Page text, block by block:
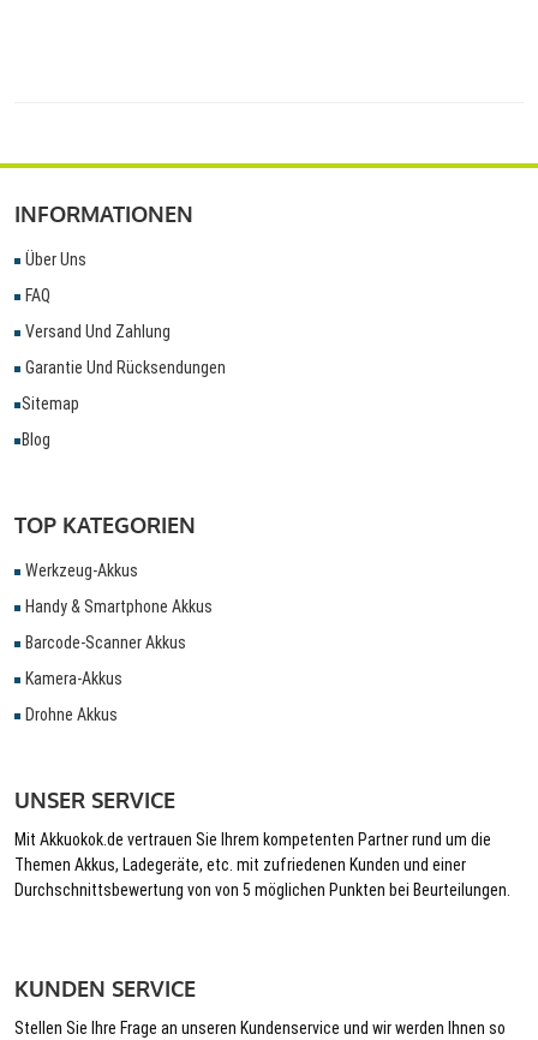
INFORMATIONEN
Über Uns
FAQ
Versand Und Zahlung
Garantie Und Rücksendungen
Sitemap
Blog
TOP KATEGORIEN
Werkzeug-Akkus
Handy & Smartphone Akkus
Barcode-Scanner Akkus
Kamera-Akkus
Drohne Akkus
UNSER SERVICE
Mit Akkuokok.de vertrauen Sie Ihrem kompetenten Partner rund um die
Themen Akkus, Ladegeräte, etc. mit zufriedenen Kunden und einer
Durchschnittsbewertung von von 5 möglichen Punkten bei Beurteilungen.
KUNDEN SERVICE
Stellen Sie Ihre Frage an unseren Kundenservice und wir werden Ihnen so